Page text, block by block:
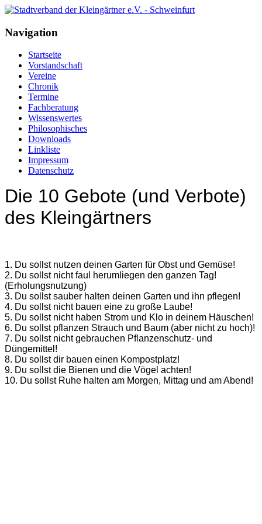
Navigation
Startseite
Vorstandschaft
Vereine
Chronik
Termine
Fachberatung
Wissenswertes
Philosophisches
Downloads
Linkliste
Impressum
Datenschutz
Die 10 Gebote (und Verbote)
des Kleingärtners
1. Du sollst nutzen deinen Garten für Obst und Gemüse!
2. Du sollst nicht faul herumliegen den ganzen Tag!
(Erholungsnutzung)
3. Du sollst sauber halten deinen Garten und ihn pflegen!
4. Du sollst nicht bauen eine zu große Laube!
5. Du sollst nicht haben Strom und Klo in deinem Häuschen!
6. Du sollst pflanzen Strauch und Baum (aber nicht zu hoch)!
7. Du sollst nicht gebrauchen Pflanzenschutz- und
Düngemittel!
8. Du sollst dir bauen einen Kompostplatz!
9. Du sollst die Bienen und die Vögel achten!
10. Du sollst Ruhe halten am Morgen, Mittag und am Abend!